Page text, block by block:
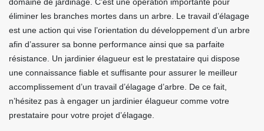
éliminer les branches mortes dans un arbre. Le travail d’élagage
est une action qui vise l’orientation du développement d’un arbre
afin d’assurer sa bonne performance ainsi que sa parfaite
résistance. Un jardinier élagueur est le prestataire qui dispose
une connaissance fiable et suffisante pour assurer le meilleur
accomplissement d’un travail d’élagage d’arbre. De ce fait,
n’hésitez pas à engager un jardinier élagueur comme votre
prestataire pour votre projet d’élagage.